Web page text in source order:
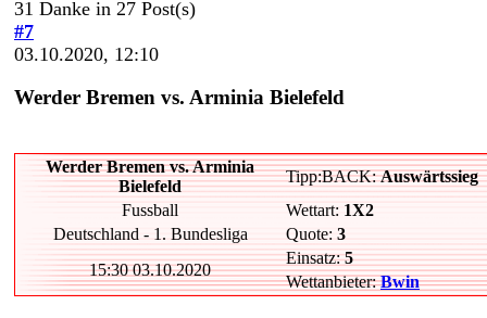
31 Danke in 27 Post(s)
#7
03.10.2020, 12:10
Werder Bremen vs. Arminia Bielefeld
Werder Bremen vs. Arminia
Bielefeld
Tipp:BACK:Auswärtssieg
Fussball
Wettart: 1X2
Deutschland - 1. Bundesliga
Quote: 3
15:30 03.10.2020
Einsatz:5
Wettanbieter:Bwin